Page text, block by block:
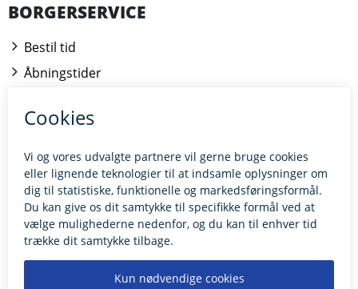
BORGERSERVICE
Bestil tid
Åbningstider
Kontakt borgerrådgiveren
BILLUND.DK
Tilgængelighedserklæring
Giv feedback til hjemmesiden